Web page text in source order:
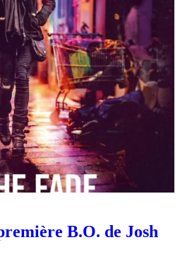
B.O. de Josh